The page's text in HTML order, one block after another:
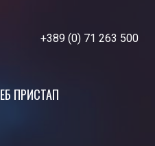
+389 (0) 71 263 500
ПРИСТАП